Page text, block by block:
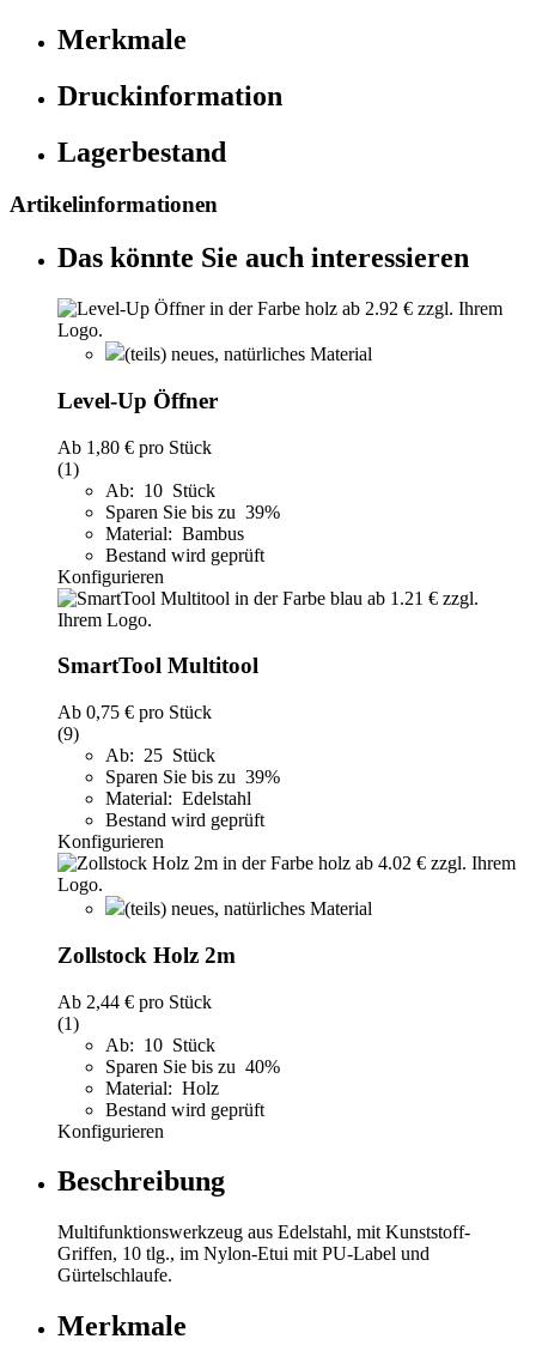
Merkmale
Druckinformation
Lagerbestand
Artikelinformationen
Das könnte Sie auch interessieren
(teils) neues, natürliches Material
Level-Up Öffner
Ab 1,80 € pro Stück
(1)
Ab: 10 Stück
Sparen Sie bis zu 39%
Material: Bambus
Bestand wird geprüft
Konfigurieren
SmartTool Multitool
Ab 0,75 € pro Stück
(9)
Ab: 25 Stück
Sparen Sie bis zu 39%
Material: Edelstahl
Bestand wird geprüft
Konfigurieren
(teils) neues, natürliches Material
Zollstock Holz 2m
Ab 2,44 € pro Stück
(1)
Ab: 10 Stück
Sparen Sie bis zu 40%
Material: Holz
Bestand wird geprüft
Konfigurieren
Beschreibung
Multifunktionswerkzeug aus Edelstahl, mit Kunststoff-
Griffen, 10 tlg., im Nylon-Etui mit PU-Label und
Gürtelschlaufe.
Merkmale